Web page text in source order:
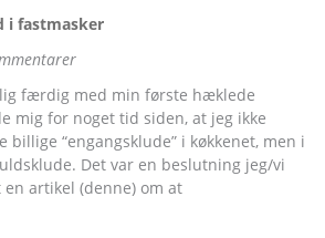
i fastmasker
færdig med min første hæklede
mig for noget tid siden, at jeg ikke
“engangsklude” i køkkenet, men i
Det var en beslutning jeg/vi
artikel (denne) om at